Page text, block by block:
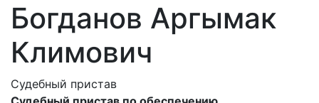
Богданов Аргымак
Климович
Судебный пристав